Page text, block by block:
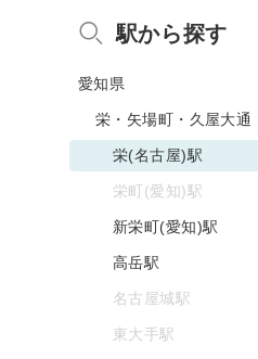
駅から探す
愛知県
栄・矢場町・久屋大通
栄(名古屋)駅
栄町(愛知)駅
新栄町(愛知)駅
高岳駅
名古屋城駅
東大手駅